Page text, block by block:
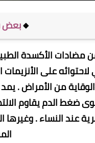
🔸بعض
الأكسدة
على
من الأمراض .
الدم يقاوم
عند النساء .